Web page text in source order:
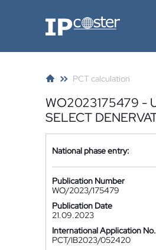
IP-Coster
PCT calculation
WO2023175479 -
SELECT
National phase entry:
Publication Number
WO/2023/175479
Publication Date
21.09.2023
International Application No.
PCT/IB2023/052420